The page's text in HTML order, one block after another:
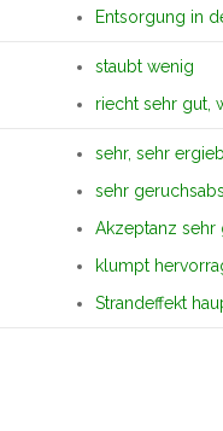
Entsorgung in
staubt wenig
riecht sehr gut,
sehr, sehr
sehr
Akzeptanz sehr
klumpt
Strandeffekt